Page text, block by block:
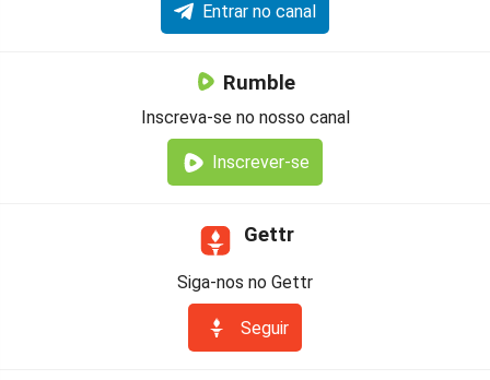
Entrar no canal
Rumble
Inscreva-se no nosso canal
Inscrever-se
Gettr
Siga-nos no Gettr
Seguir